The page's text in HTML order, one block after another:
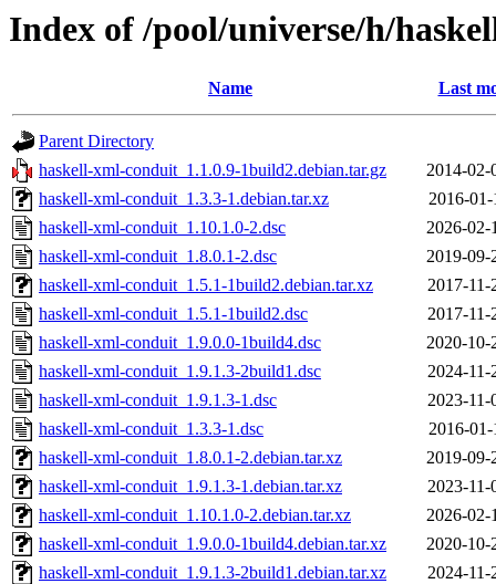
Index of /pool/universe/h/
Name Last
Parent Directory
haskell-xml-conduit_1.1.0.9-1build2.debian.tar.gz
2014-02-
haskell-xml-conduit_1.3.3-1.debian.tar.xz
2016-01-
haskell-xml-conduit_1.10.1.0-2.dsc
2026-02-
haskell-xml-conduit_1.8.0.1-2.dsc
2019-09-
haskell-xml-conduit_1.5.1-1build2.debian.tar.xz
2017-11-
haskell-xml-conduit_1.5.1-1build2.dsc
2017-11-
haskell-xml-conduit_1.9.0.0-1build4.dsc
2020-10-
haskell-xml-conduit_1.9.1.3-2build1.dsc
2024-11-
haskell-xml-conduit_1.9.1.3-1.dsc
2023-11-
haskell-xml-conduit_1.3.3-1.dsc
2016-01-
haskell-xml-conduit_1.8.0.1-2.debian.tar.xz
2019-09-
haskell-xml-conduit_1.9.1.3-1.debian.tar.xz
2023-11-
haskell-xml-conduit_1.10.1.0-2.debian.tar.xz
2026-02-
haskell-xml-conduit_1.9.0.0-1build4.debian.tar.xz
2020-10-
haskell-xml-conduit_1.9.1.3-2build1.debian.tar.xz
2024-11-